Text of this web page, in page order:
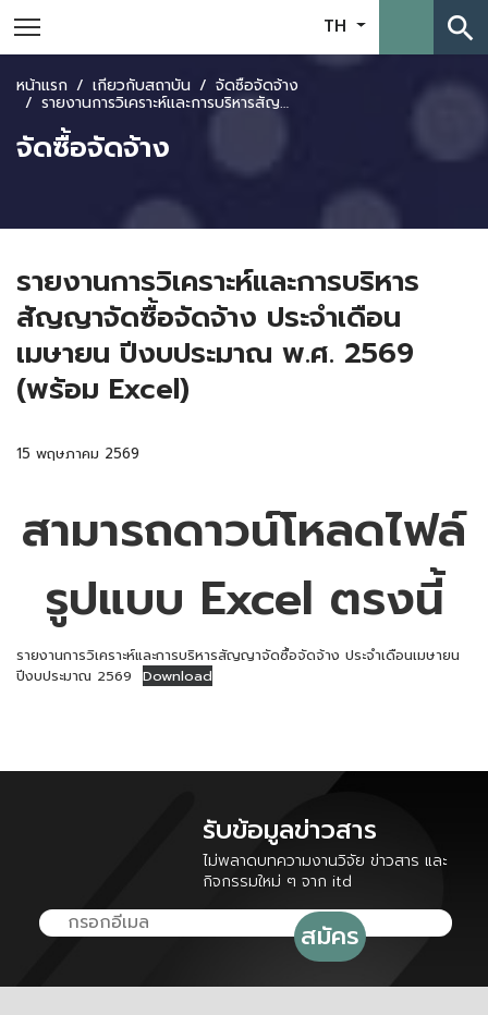
TH search
หน้าแรก เกี่ยวกับสถาบัน จัดซื้อจัดจ้าง
รายงานการวิเคราะห์และการบริหารสัญญาจัดซื้อจัดจ้าง ประจำเดือนเมษายน ปีงบประมาณ พ.ศ. 2569 (พร้อม Excel)
จัดซื้อจัดจ้าง
รายงานการวิเคราะห์และการบริหาร
สัญญาจัดซื้อจัดจ้าง ประจำเดือน
เมษายน ปีงบประมาณ พ.ศ. 2569
(พร้อม Excel)
15 พฤษภาคม 2569
สามารถดาวน์โหลดไฟล์
รูปแบบ Excel ตรงนี้
รายงานการวิเคราะห์และการบริหารสัญญาจัดซื้อจัดจ้าง ประจำเดือนเมษายน
ปีงบประมาณ 2569 Download
รับข้อมูลข่าวสาร
ไม่พลาดบทความงานวิจัย ข่าวสาร และ
กิจกรรมใหม่ ๆ จาก itd